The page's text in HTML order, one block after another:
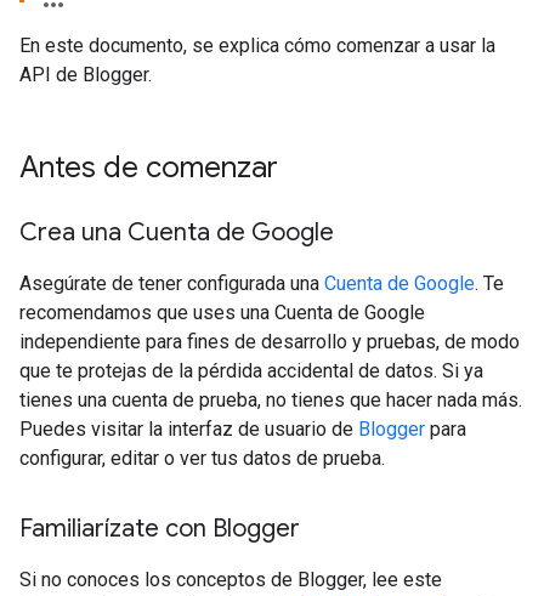
En este documento, se explica cómo comenzar a usar la
API de Blogger.
Antes de comenzar
Crea una Cuenta de Google
Asegúrate de tener configurada una Cuenta de Google. Te
recomendamos que uses una Cuenta de Google
independiente para fines de desarrollo y pruebas, de modo
que te protejas de la pérdida accidental de datos. Si ya
tienes una cuenta de prueba, no tienes que hacer nada más.
Puedes visitar la interfaz de usuario de Blogger para
configurar, editar o ver tus datos de prueba.
Familiarízate con Blogger
Si no conoces los conceptos de Blogger, lee este